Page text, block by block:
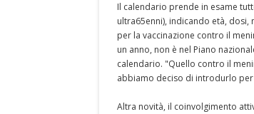
Il calendario prende in esame
ultra65enni), indicando età,
per la vaccinazione contro il
un anno, non è nel Piano
calendario. "Quello contro il
abbiamo deciso di introdurlo
Altra novità, il coinvolgimento